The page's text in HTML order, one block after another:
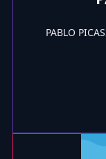
PABLO